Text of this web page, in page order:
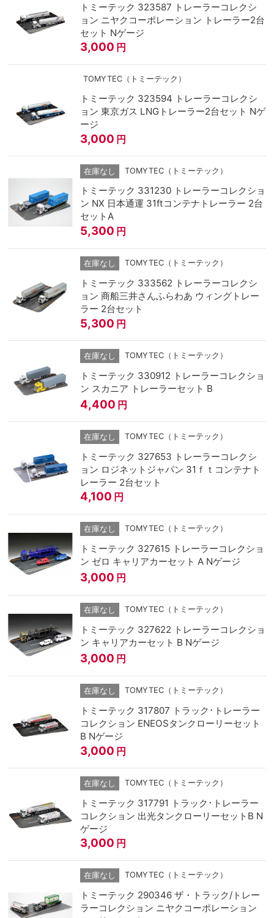
トミーテック 323587 トレーラーコレクシ
ョン ニヤクコーポレーション トレーラー2台
セット Nゲージ
3,000 円
TOMYTEC（トミーテック）
トミーテック 323594 トレーラーコレクシ
ョン 東京ガス LNGトレーラー2台セット Nゲ
ージ
3,000 円
在庫なし TOMYTEC（トミーテック）
トミーテック 331230 トレーラーコレクショ
ン NX 日本通運 31ftコンテナトレーラー 2台
セットA
5,300 円
在庫なし TOMYTEC（トミーテック）
トミーテック 333562 トレーラーコレクシ
ョン 商船三井さんふらわあ ウィングトレー
ラー 2台セット
5,300 円
在庫なし TOMYTEC（トミーテック）
トミーテック 330912 トレーラーコレクショ
ン スカニア トレーラーセット B
4,400 円
在庫なし TOMYTEC（トミーテック）
トミーテック 327653 トレーラーコレクシ
ョン ロジネットジャパン 31ｆｔコンテナト
レーラー 2台セット
4,100 円
在庫なし TOMYTEC（トミーテック）
トミーテック 327615 トレーラーコレクショ
ン ゼロ キャリアカーセット A Nゲージ
3,000 円
在庫なし TOMYTEC（トミーテック）
トミーテック 327622 トレーラーコレクショ
ン キャリアカーセット B Nゲージ
3,000 円
在庫なし TOMYTEC（トミーテック）
トミーテック 317807 トラック･トレーラー
コレクション ENEOSタンクローリーセット
B Nゲージ
3,000 円
在庫なし TOMYTEC（トミーテック）
トミーテック 317791 トラック･トレーラー
コレクション 出光タンクローリーセットB N
ゲージ
3,000 円
在庫なし TOMYTEC（トミーテック）
トミーテック 290346 ザ・トラック/トレー
ラーコレクション ニヤクコーポレーション